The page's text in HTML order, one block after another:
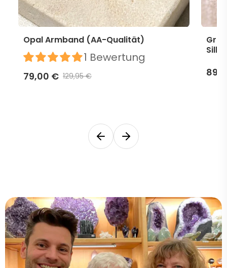
Opal Armband (AA-Qualität)
1 Bewertung
79,00 € 129,95 €